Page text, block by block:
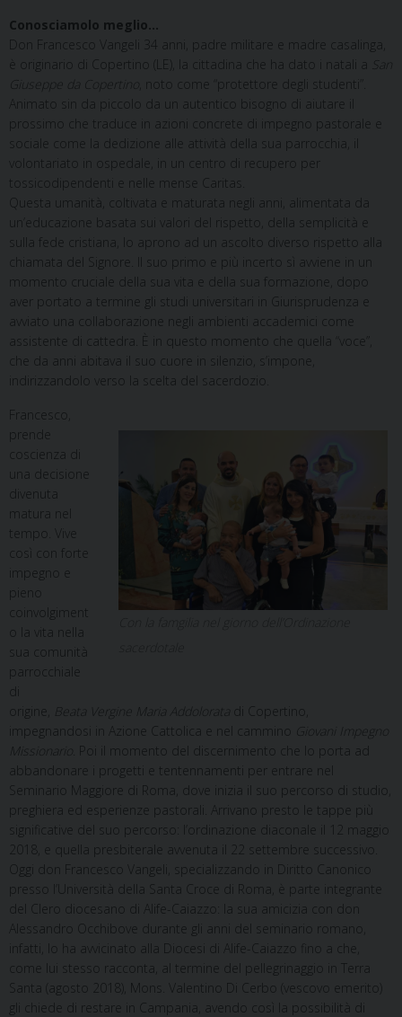
Conosciamolo meglio…
Don Francesco Vangeli 34 anni, padre militare e madre casalinga,
è originario di Copertino (LE), la cittadina che ha dato i natali a
Giuseppe da Copertino
, noto come “protettore degli studenti”.
Animato sin da piccolo da un autentico bisogno di aiutare il
prossimo che traduce in azioni concrete di impegno pastorale e
sociale come la dedizione alle attività della sua parrocchia, il
volontariato in ospedale, in un centro di recupero per
tossicodipendenti e nelle mense Caritas.
Questa umanità, coltivata e maturata negli anni, alimentata da
un’educazione basata sui valori del rispetto, della semplicità e
sulla fede cristiana, lo aprono ad un ascolto diverso rispetto alla
chiamata del Signore. Il suo primo e più incerto sì avviene in un
momento cruciale della sua vita e della sua formazione, dopo
aver portato a termine gli studi universitari in Giurisprudenza e
avviato una collaborazione negli ambienti accademici come
assistente di cattedra. È in questo momento che quella “voce”,
che da anni abitava il suo cuore in silenzio, s’impone,
indirizzandolo verso la scelta del sacerdozio.
Francesco,
prende
coscienza di
una decisione
divenuta
matura nel
tempo. Vive
così con forte
impegno e
pieno
coinvolgiment
o la vita nella
sua comunità
parrocchiale
di
origine,
Beata Vergine Maria Addolorata
di Copertino,
impegnandosi in Azione Cattolica e nel cammino
Giovani Impegno
Missionario
. Poi il momento del discernimento che lo porta ad
abbandonare i progetti e tentennamenti per entrare nel
Seminario Maggiore di Roma, dove inizia il suo percorso di studio,
preghiera ed esperienze pastorali. Arrivano presto le tappe più
significative del suo percorso: l’ordinazione diaconale il 12 maggio
2018, e quella presbiterale avvenuta il 22 settembre successivo.
Oggi don Francesco Vangeli, specializzando in Diritto Canonico
presso l’Università della Santa Croce di Roma, è parte integrante
del Clero diocesano di Alife-Caiazzo: la sua amicizia con don
Alessandro Occhibove durante gli anni del seminario romano,
infatti, lo ha avvicinato alla Diocesi di Alife-Caiazzo fino a che,
come lui stesso racconta, al termine del pellegrinaggio in Terra
Santa (agosto 2018), Mons. Valentino Di Cerbo (vescovo emerito)
gli chiede di restare in Campania, avendo così la possibilità di